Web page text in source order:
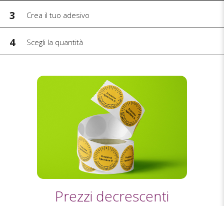
3 Crea il tuo adesivo
4 Scegli la quantità
Prezzi decrescenti